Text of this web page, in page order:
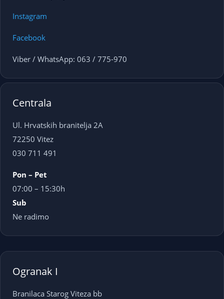
Instagram
Facebook
Viber / WhatsApp: 063 / 775-970
Centrala
Ul. Hrvatskih branitelja 2A
72250 Vitez
030 711 491
Pon – Pet
07:00 – 15:30h
Sub
Ne radimo
Ogranak I
Branilaca Starog Viteza bb